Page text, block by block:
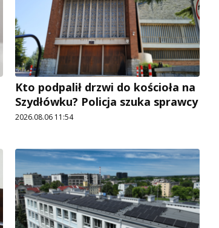
Kto podpalił drzwi do kościoła na
Szydłówku? Policja szuka sprawcy
2026.08.06 11:54